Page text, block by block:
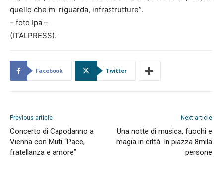
quello che mi riguarda, infrastrutture”.
– foto Ipa –
(ITALPRESS).
Facebook Twitter
Previous article
Concerto di Capodanno a
Vienna con Muti “Pace,
fratellanza e amore”
Next article
Una notte di musica, fuochi e
magia in città. In piazza 8mila
persone